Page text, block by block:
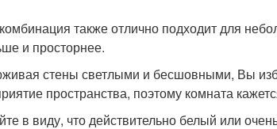
также отлично подходит для
и просторнее.
стены светлыми и бесшовными, Вы
пространства, поэтому комната
в виду, что действительно белый или